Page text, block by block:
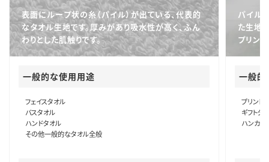
表面にループ状の糸（パイル）が出ている、代表的
なタオル生地です。厚みがあり吸水性が高く、ふん
わりとした肌触りです。
一般的な使用用途
フェイスタオル
バスタオル
ハンドタオル
その他一般的なタオル全般
パイル
た生地
プリン
一般的
プリント
ギフトタ
ハンカチ